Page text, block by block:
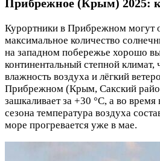
Прибрежное (Крым) 2025:
Курортники в Прибрежном могут
максимальное количество
на западном побережье хорошо
континентальный степной климат,
влажность воздуха и лёгкий
Прибрежном (Крым, Сакский
зашкаливает за +30 °C, а во время
сезона температура воздуха
море прогревается уже в мае.